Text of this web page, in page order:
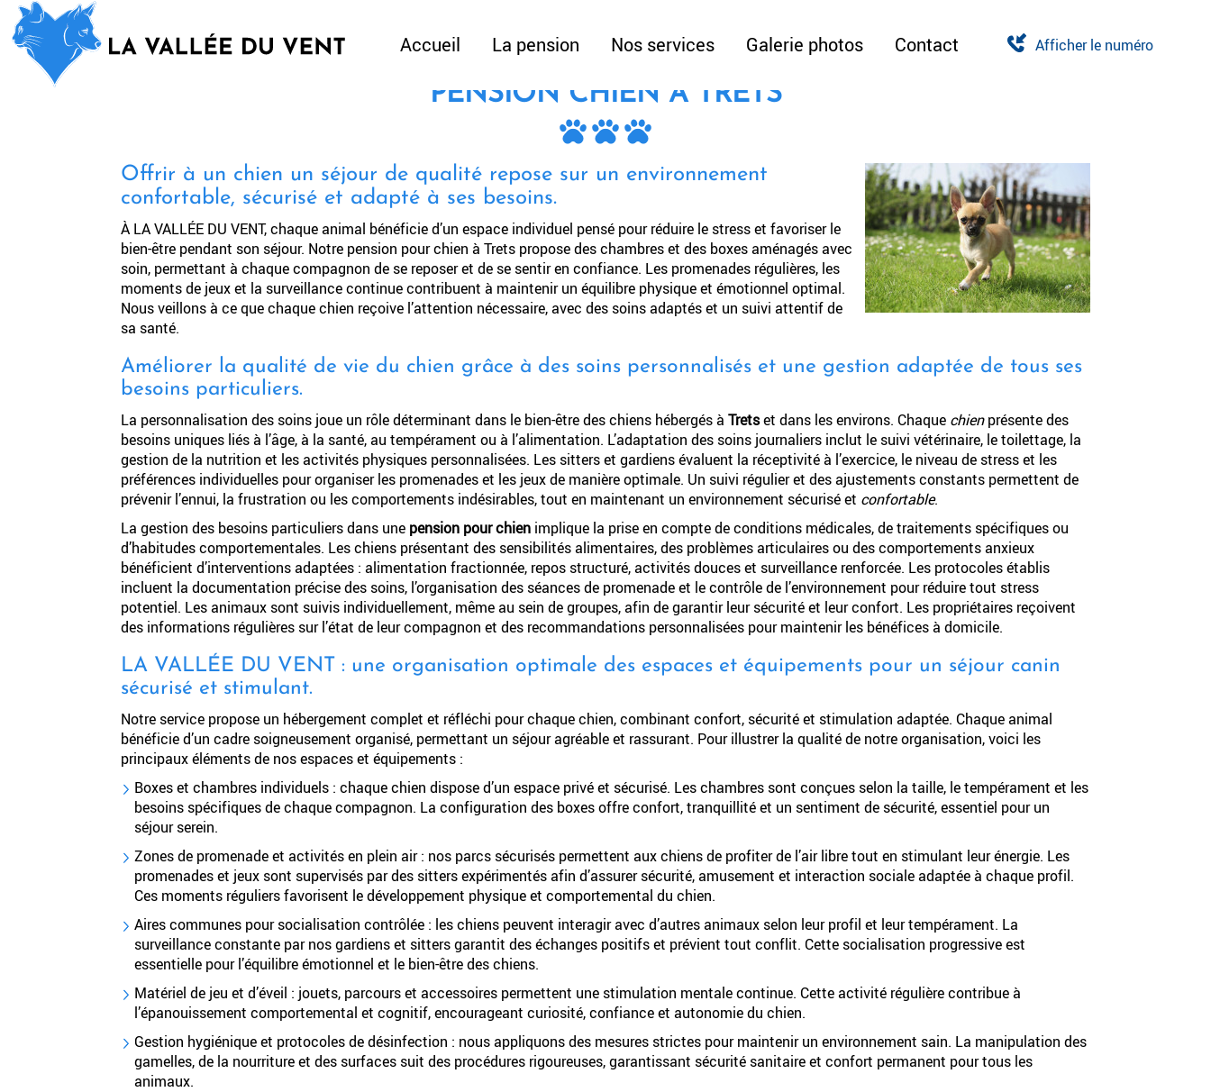
Accueil La pension Nos services Galerie photos Contact Afficher le numéro
PENSION CHIEN À TRETS
Offrir à un chien un séjour de qualité repose sur un environnement
confortable, sécurisé et adapté à ses besoins.
À LA VALLÉE DU VENT, chaque animal bénéficie d’un espace individuel pensé pour réduire le stress et favoriser le
bien-être pendant son séjour. Notre pension pour chien à Trets propose des chambres et des boxes aménagés avec
soin, permettant à chaque compagnon de se reposer et de se sentir en confiance. Les promenades régulières, les
moments de jeux et la surveillance continue contribuent à maintenir un équilibre physique et émotionnel optimal.
Nous veillons à ce que chaque chien reçoive l’attention nécessaire, avec des soins adaptés et un suivi attentif de
sa santé.
Améliorer la qualité de vie du chien grâce à des soins personnalisés et une gestion adaptée de tous ses
besoins particuliers.
La personnalisation des soins joue un rôle déterminant dans le bien-être des chiens hébergés àTretset dans les environs. Chaque chienprésente des
besoins uniques liés à l’âge, à la santé, au tempérament ou à l’alimentation. L’adaptation des soins journaliers inclut le suivi vétérinaire, le toilettage, la
gestion de la nutrition et les activités physiques personnalisées. Les sitters et gardiens évaluent la réceptivité à l’exercice, le niveau de stress et les
préférences individuelles pour organiser les promenades et les jeux de manière optimale. Un suivi régulier et des ajustements constants permettent de
prévenir l’ennui, la frustration ou les comportements indésirables, tout en maintenant un environnement sécurisé et confortable.
La gestion des besoins particuliers dans une pension pour chien implique la prise en compte de conditions médicales, de traitements spécifiques ou
d’habitudes comportementales. Les chiens présentant des sensibilités alimentaires, des problèmes articulaires ou des comportements anxieux
bénéficient d’interventions adaptées : alimentation fractionnée, repos structuré, activités douces et surveillance renforcée. Les protocoles établis
incluent la documentation précise des soins, l’organisation des séances de promenade et le contrôle de l’environnement pour réduire tout stress
potentiel. Les animaux sont suivis individuellement, même au sein de groupes, afin de garantir leur sécurité et leur confort. Les propriétaires reçoivent
des informations régulières sur l’état de leur compagnon et des recommandations personnalisées pour maintenir les bénéfices à domicile.
LA VALLÉE DU VENT : une organisation optimale des espaces et équipements pour un séjour canin
sécurisé et stimulant.
Notre service propose un hébergement complet et réfléchi pour chaque chien, combinant confort, sécurité et stimulation adaptée. Chaque animal
bénéficie d’un cadre soigneusement organisé, permettant un séjour agréable et rassurant. Pour illustrer la qualité de notre organisation, voici les
principaux éléments de nos espaces et équipements :
Boxes et chambres individuels : chaque chien dispose d’un espace privé et sécurisé. Les chambres sont conçues selon la taille, le tempérament et les
besoins spécifiques de chaque compagnon. La configuration des boxes offre confort, tranquillité et un sentiment de sécurité, essentiel pour un
séjour serein.
Zones de promenade et activités en plein air : nos parcs sécurisés permettent aux chiens de profiter de l’air libre tout en stimulant leur énergie. Les
promenades et jeux sont supervisés par des sitters expérimentés afin d’assurer sécurité, amusement et interaction sociale adaptée à chaque profil.
Ces moments réguliers favorisent le développement physique et comportemental du chien.
Aires communes pour socialisation contrôlée : les chiens peuvent interagir avec d’autres animaux selon leur profil et leur tempérament. La
surveillance constante par nos gardiens et sitters garantit des échanges positifs et prévient tout conflit. Cette socialisation progressive est
essentielle pour l’équilibre émotionnel et le bien-être des chiens.
Matériel de jeu et d’éveil : jouets, parcours et accessoires permettent une stimulation mentale continue. Cette activité régulière contribue à
l’épanouissement comportemental et cognitif, encourageant curiosité, confiance et autonomie du chien.
Gestion hygiénique et protocoles de désinfection : nous appliquons des mesures strictes pour maintenir un environnement sain. La manipulation des
gamelles, de la nourriture et des surfaces suit des procédures rigoureuses, garantissant sécurité sanitaire et confort permanent pour tous les
animaux.